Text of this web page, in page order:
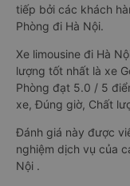
tiếp bởi các khách
Phòng đi Hà Nội.
Xe limousine đi Hà
lượng tốt nhất là xe
Phòng đạt 5.0 / 5
xe, Đúng giờ, Chất
Đánh giá này được
nghiệm dịch vụ của
Nội .